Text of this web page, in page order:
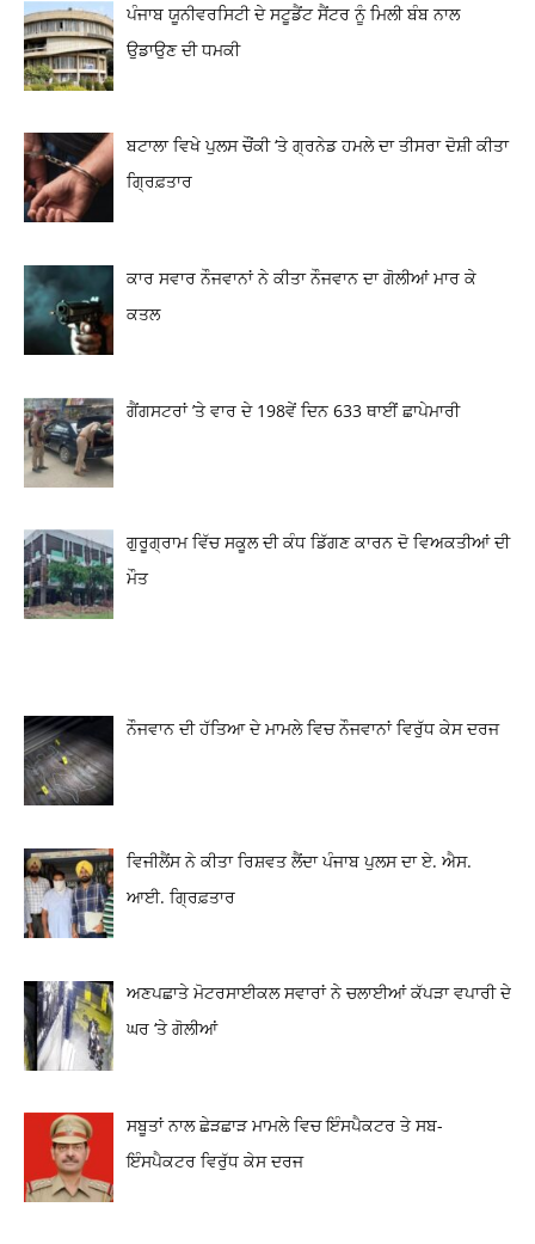
ਪੰਜਾਬ ਯੂਨੀਵਰਸਿਟੀ ਦੇ ਸਟੂਡੈਂਟ ਸੈਂਟਰ ਨੂੰ ਮਿਲੀ ਬੰਬ ਨਾਲ
ਉਡਾਉਣ ਦੀ ਧਮਕੀ
ਬਟਾਲਾ ਵਿਖੇ ਪੁਲਸ ਚੌਂਕੀ ‘ਤੇ ਗ੍ਰਨੇਡ ਹਮਲੇ ਦਾ ਤੀਸਰਾ ਦੋਸ਼ੀ ਕੀਤਾ
ਗ੍ਰਿਫ਼ਤਾਰ
ਕਾਰ ਸਵਾਰ ਨੌਜਵਾਨਾਂ ਨੇ ਕੀਤਾ ਨੌਜਵਾਨ ਦਾ ਗੋਲੀਆਂ ਮਾਰ ਕੇ
ਕਤਲ
ਗੈਂਗਸਟਰਾਂ ’ਤੇ ਵਾਰ ਦੇ 198ਵੇਂ ਦਿਨ 633 ਥਾਈਂ ਛਾਪੇਮਾਰੀ
ਗੁਰੂਗ੍ਰਾਮ ਵਿੱਚ ਸਕੂਲ ਦੀ ਕੰਧ ਡਿੱਗਣ ਕਾਰਨ ਦੋ ਵਿਅਕਤੀਆਂ ਦੀ
ਮੌਤ
ਨੌਜਵਾਨ ਦੀ ਹੱਤਿਆ ਦੇ ਮਾਮਲੇ ਵਿਚ ਨੌਜਵਾਨਾਂ ਵਿਰੁੱਧ ਕੇਸ ਦਰਜ
ਵਿਜੀਲੈਂਸ ਨੇ ਕੀਤਾ ਰਿਸ਼ਵਤ ਲੈਂਦਾ ਪੰਜਾਬ ਪੁਲਸ ਦਾ ਏ. ਐਸ.
ਆਈ. ਗ੍ਰਿਫ਼ਤਾਰ
ਅਣਪਛਾਤੇ ਮੋਟਰਸਾਈਕਲ ਸਵਾਰਾਂ ਨੇ ਚਲਾਈਆਂ ਕੱਪੜਾ ਵਪਾਰੀ ਦੇ
ਘਰ ‘ਤੇ ਗੋਲੀਆਂ
ਸਬੂਤਾਂ ਨਾਲ ਛੇੜਛਾੜ ਮਾਮਲੇ ਵਿਚ ਇੰਸਪੈਕਟਰ ਤੇ ਸਬ-
ਇੰਸਪੈਕਟਰ ਵਿਰੁੱਧ ਕੇਸ ਦਰਜ